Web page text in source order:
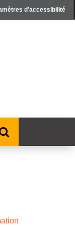
d’accessibilité